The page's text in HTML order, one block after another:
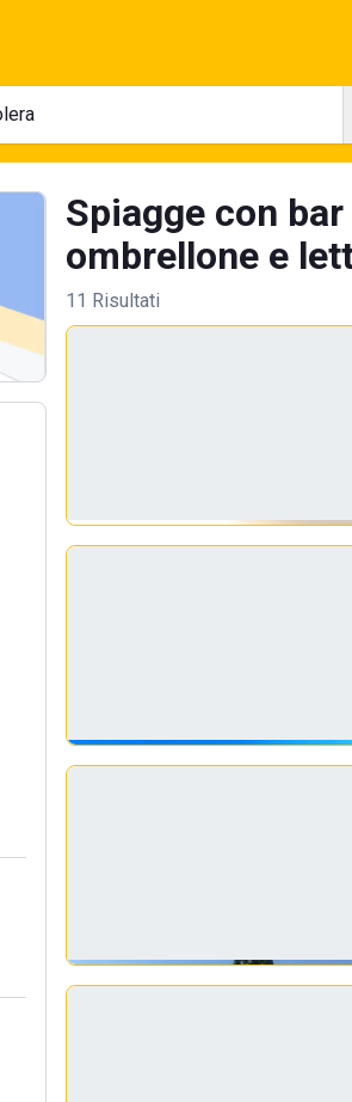
Spiagge con
ombrellone e
11 Risultati